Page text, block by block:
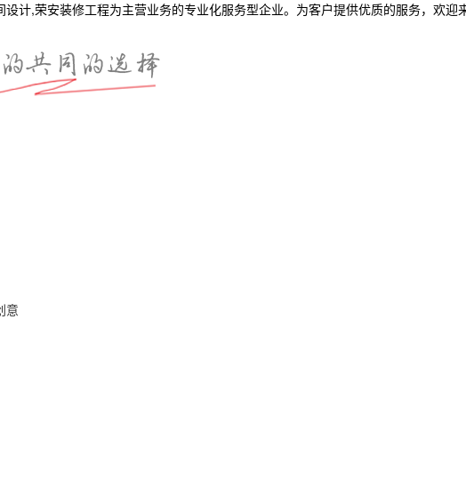
计,荣安装修工程为主营业务的专业化服务型企业。为客户提供优质的服务，欢迎
意